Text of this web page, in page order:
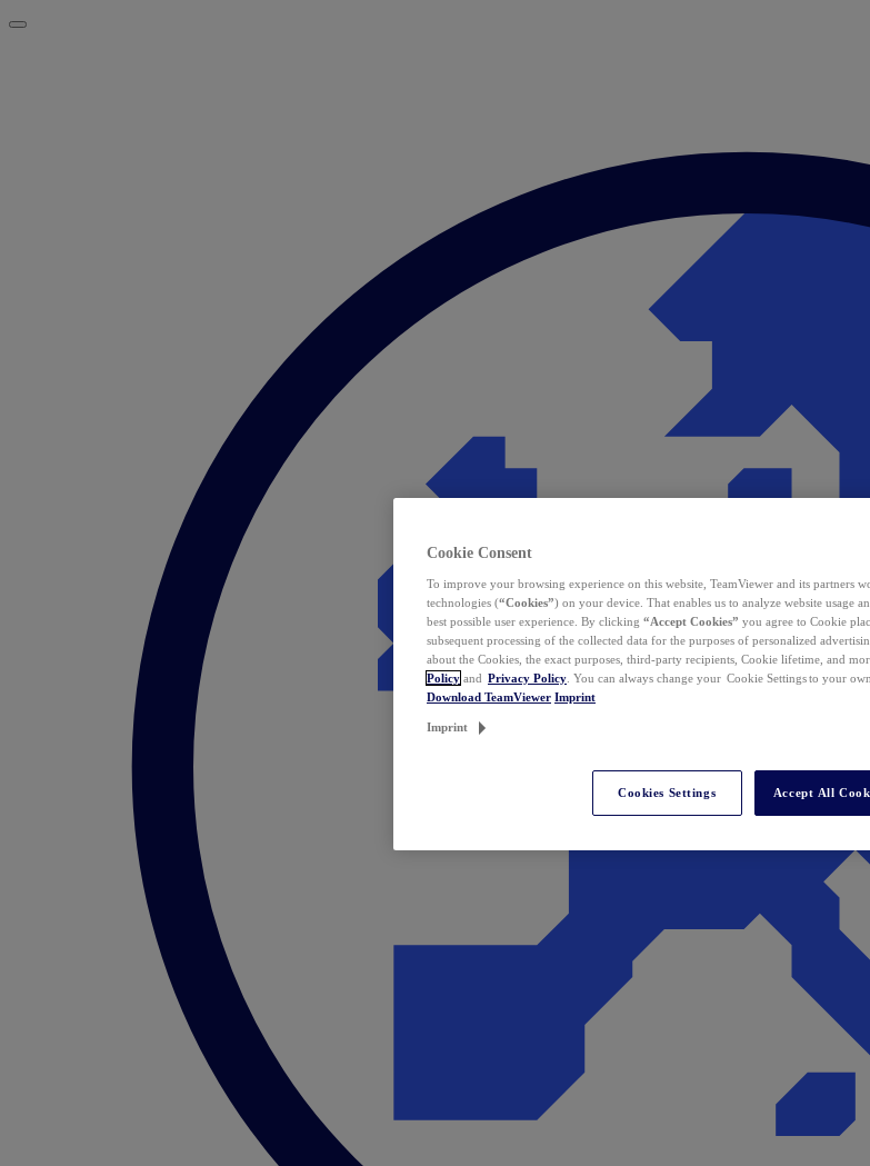
Cookie Consent
To improve your browsing experience on this website, TeamViewer and its partners
technologies (“Cookies”) on your device. That enables us to analyze website usage
best possible user experience. By clicking “Accept Cookies” you agree to Cookie
subsequent processing of the collected data for the purposes of personalized
about the Cookies, the exact purposes, third-party recipients, Cookie lifetime, and
Policy and Privacy Policy . You can always change your Cookie Settings to your
Download TeamViewer Imprint
Imprint
Cookies Settings Accept All